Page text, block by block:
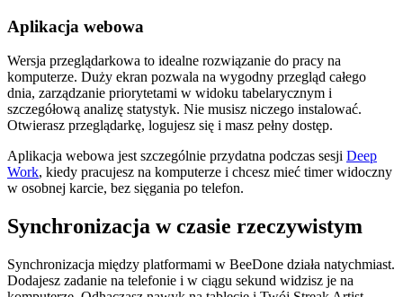
Aplikacja webowa
Wersja przeglądarkowa to idealne rozwiązanie do pracy na
komputerze. Duży ekran pozwala na wygodny przegląd całego
dnia, zarządzanie priorytetami w widoku tabelarycznym i
szczegółową analizę statystyk. Nie musisz niczego instalować.
Otwierasz przeglądarkę, logujesz się i masz pełny dostęp.
Aplikacja webowa jest szczególnie przydatna podczas sesji Deep
Work, kiedy pracujesz na komputerze i chcesz mieć timer widoczny
w osobnej karcie, bez sięgania po telefon.
Synchronizacja w czasie rzeczywistym
Synchronizacja między platformami w BeeDone działa natychmiast.
Dodajesz zadanie na telefonie i w ciągu sekund widzisz je na